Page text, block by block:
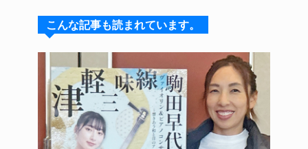
s
k
y
a
d
s
e
b
o
o
k
e
st
こんな記事も読まれています。